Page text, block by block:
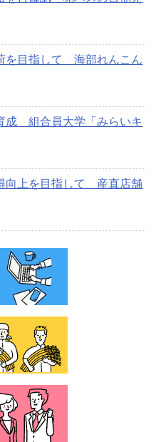
を目指して 海部れんこん
成 組合員大学「みらいキ
向上を目指して 産直店舗